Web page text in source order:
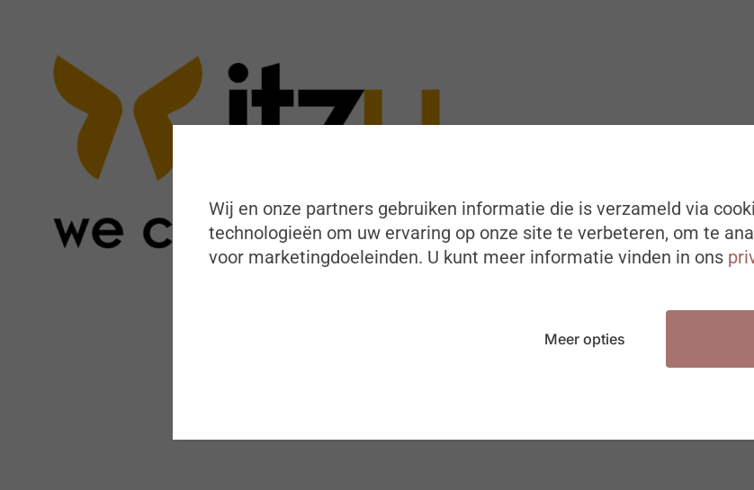
Wij en onze partners gebruiken informatie die is verzameld via
technologieën om uw ervaring op onze site te verbeteren, om te
voor marketingdoeleinden. U kunt meer informatie vinden in ons
Meer opties